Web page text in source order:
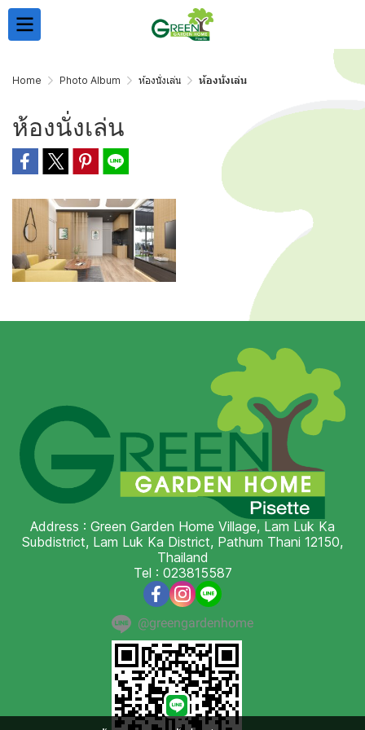
Home Photo Album ห้องนั่งเล่น ห้องนั่งเล่น
ห้องนั่งเล่น
Address : Green Garden Home Village, Lam Luk Ka
Subdistrict, Lam Luk Ka District, Pathum Thani 12150,
Thailand
Tel : 023815587
@greengardenhome